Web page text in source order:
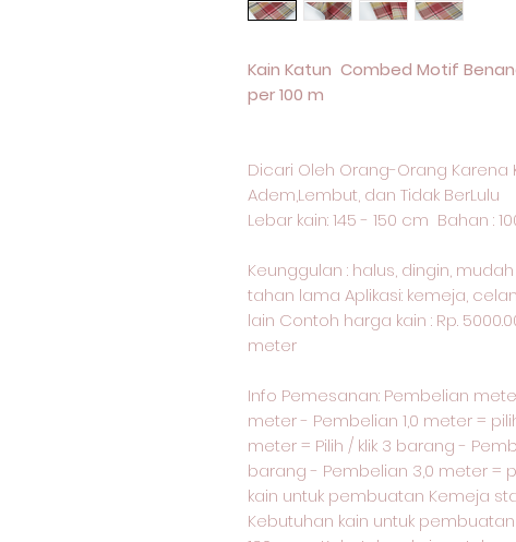
Kain Katun Combed Motif
per 100 m
Dicari Oleh Orang-Orang Karena
Adem,Lembut, dan Tidak BerLulu
Lebar kain: 145 - 150 cm Bahan :
Keunggulan : halus, dingin,
tahan lama Aplikasi: kemeja,
lain Contoh harga kain : Rp.
meter
Info Pemesanan: Pembelian
meter - Pembelian 1,0 meter =
meter = Pilih / klik 3 barang -
barang - Pembelian 3,0 meter =
kain untuk pembuatan Kemeja
Kebutuhan kain untuk